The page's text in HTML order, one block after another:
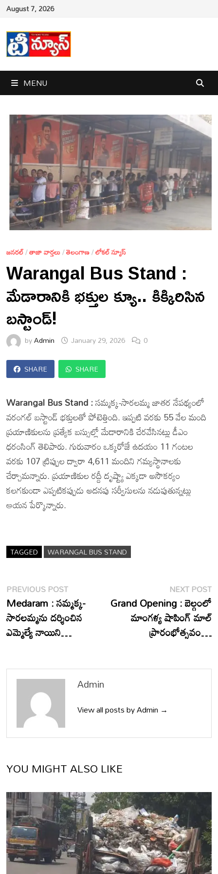
Skip
content
August 7, 2026
MENU
జనరల్/తాజా వార్తలు/తెలంగాణ/లోకల్ న్యూస్
Warangal Bus Stand :
మేడారానికి భక్తుల క్యూ.. కిక్కిరిసిన
బస్టాండ్!
byAdmin January 29, 2026 0
SHARE SHARE
Warangal Bus Stand :సమ్మక్క-సారలమ్మ జాతర నేపథ్యంలో
వరంగల్ బస్టాండ్ భక్తులతో పోటెత్తింది. ఇప్పటి వరకు 55 వేల మంది
ప్రయాణికులను ప్రత్యేక బస్సుల్లో మేడారానికి చేరవేసినట్లు డీఎం
ధరంసింగ్ తెలిపారు. గురువారం ఒక్కరోజే ఉదయం 11 గంటల
వరకు 107 ట్రిప్పుల ద్వారా 4,611 మందిని గమ్యస్థానాలకు
చేర్చామన్నారు. ప్రయాణికుల రద్దీ దృష్ట్యా ఎక్కడా అసౌకర్యం
కలగకుండా ఎప్పటికప్పుడు అదనపు సర్వీసులను నడుపుతున్నట్లు
ఆయన పేర్కొన్నారు.
TAGGED WARANGAL BUS STAND
Post
navigation
PREVIOUS POSTPrevious
post:
Medaram : సమ్మక్క-
సారలమ్మను దర్శించిన
ఎమ్మెల్యే నాయిని…
NEXT POST
Grand Opening : బెల్గంలో
మాంగళ్య షాపింగ్ మాల్
ప్రారంభోత్సవం…
Admin
View all posts by Admin →
YOU MIGHT ALSO LIKE